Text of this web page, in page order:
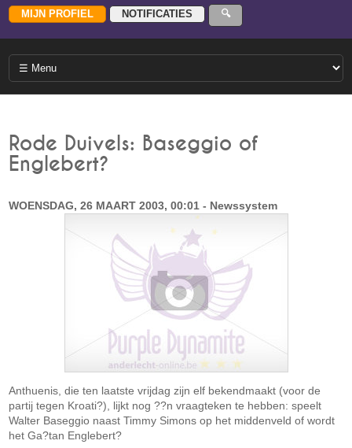
Rode Duivels: Baseggio of
Englebert?
WOENSDAG, 26 MAART 2003, 00:01 - Newssystem
Anthuenis, die ten laatste vrijdag zijn elf bekendmaakt (voor de
partij tegen Kroati?), lijkt nog ??n vraagteken te hebben: speelt
Walter Baseggio naast Timmy Simons op het middenveld of wordt
het Ga?tan Englebert?